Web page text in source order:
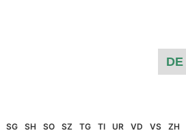
SG SH SO SZ TG TI UR VD VS ZH